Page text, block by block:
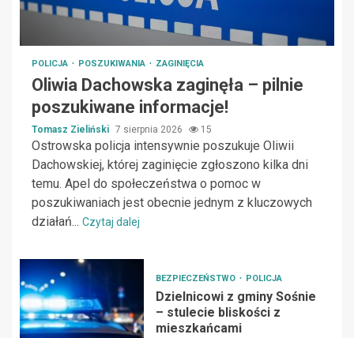
POLICJA POSZUKIWANIA ZAGINIĘCIA
Oliwia Dachowska zaginęła – pilnie
poszukiwane informacje!
Tomasz Zieliński 7 sierpnia 2026 15
Ostrowska policja intensywnie poszukuje Oliwii
Dachowskiej, której zaginięcie zgłoszono kilka dni
temu. Apel do społeczeństwa o pomoc w
poszukiwaniach jest obecnie jednym z kluczowych
działań... Czytaj dalej
BEZPIECZEŃSTWO POLICJA
Dzielnicowi z gminy Sośnie
– stulecie bliskości z
mieszkańcami